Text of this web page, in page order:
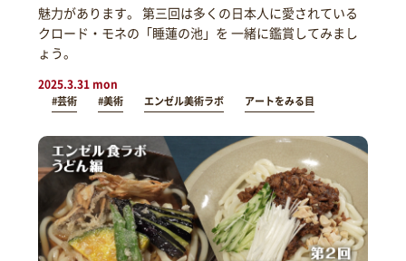
魅力があります。 第三回は多くの日本人に愛されている
クロード・モネの「睡蓮の池」を 一緒に鑑賞してみまし
ょう。
2025.3.31 mon
#芸術 #美術 エンゼル美術ラボ アートをみる目